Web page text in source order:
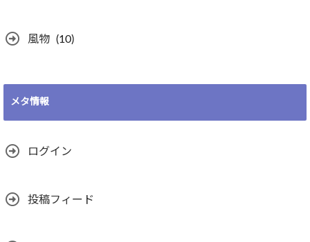
風物 (10)
メタ情報
ログイン
投稿フィード